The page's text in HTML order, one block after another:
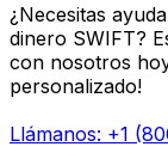
¿Necesitas
dinero SWIFT?
con nosotros
personalizado!
Llámanos: +1